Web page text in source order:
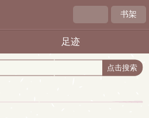
书架
足迹